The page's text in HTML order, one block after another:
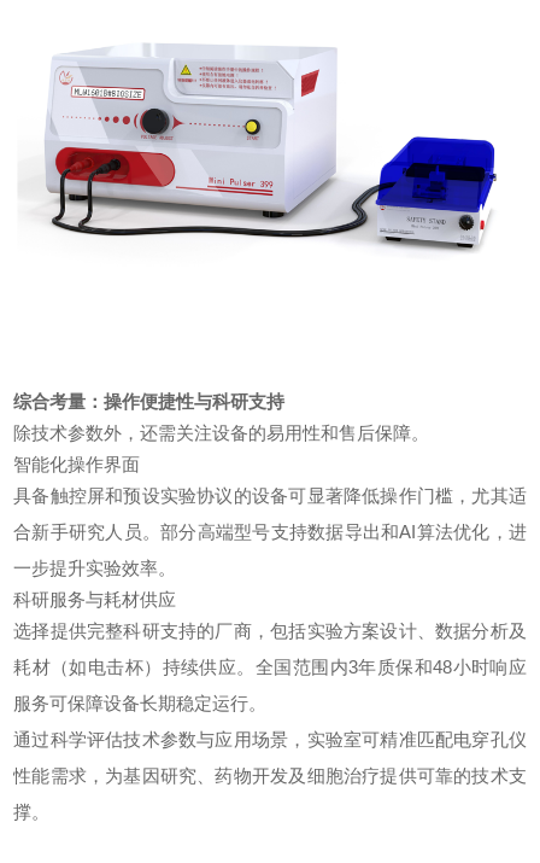
综合考量：操作便捷性与科研支持
除技术参数外，还需关注设备的易用性和售后保障。
智能化操作界面
具备触控屏和预设实验协议的设备可显著降低操作门槛，尤其适
合新手研究人员。部分高端型号支持数据导出和AI算法优化，进
一步提升实验效率。
科研服务与耗材供应
选择提供完整科研支持的厂商，包括实验方案设计、数据分析及
耗材（如电击杯）持续供应。全国范围内3年质保和48小时响应
服务可保障设备长期稳定运行。
通过科学评估技术参数与应用场景，实验室可精准匹配电穿孔仪
性能需求，为基因研究、药物开发及细胞治疗提供可靠的技术支
撑。